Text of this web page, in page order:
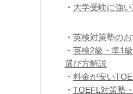
・ 大学受験に強
・ 英検対策塾の
・ 英検2級・準1
選び方解説
・ 料金が安い
・ TOEFL対策塾